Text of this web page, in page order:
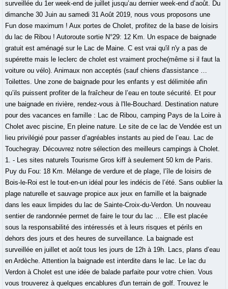
surveillée du 1er week-end de juillet jusqu’au dernier week-end d’août. Du
dimanche 30 Juin au samedi 31 Août 2019, nous vous proposons une
Fun dose maximum ! Aux portes de Cholet, profitez de la base de loisirs
du lac de Ribou ! Autoroute sortie N°29: 12 Km. Un espace de baignade
gratuit est aménagé sur le Lac de Maine. C est vrai qu'il n'y a pas de
supérette mais le leclerc de cholet est vraiment proche(même si il faut la
voiture ou vélo). Animaux non acceptés (sauf chiens d'assistance …
Toilettes. Une zone de baignade pour les enfants y est délimitée afin
qu’ils puissent profiter de la fraîcheur de l’eau en toute sécurité. Et pour
une baignade en rivière, rendez-vous à l'Ile-Bouchard. Destination nature
pour des vacances en famille : Lac de Ribou, camping Pays de la Loire à
Cholet avec piscine, En pleine nature. Le site de ce lac de Vendée est un
lieu privilégié pour passer d’agréables instants au pied de l’eau. Lac de
Touchegray. Découvrez notre sélection des meilleurs campings à Cholet.
1. - Les sites naturels Tourisme Gros kiff à seulement 50 km de Paris.
Puy du Fou: 18 Km. Mélange de verdure et de plage, l’île de loisirs de
Bois-le-Roi est le tout-en-un idéal pour les indécis de l’été. Sans oublier la
plage naturelle et sauvage propice aux jeux en famille et la baignade
dans les eaux limpides du lac de Sainte-Croix-du-Verdon. Un nouveau
sentier de randonnée permet de faire le tour du lac … Elle est placée
sous la responsabilité des intéressés et à leurs risques et périls en
dehors des jours et des heures de surveillance. La baignade est
surveillée en juillet et août tous les jours de 12h à 19h. Lacs, plans d’eau
en Ardèche. Attention la baignade est interdite dans le lac. Le lac du
Verdon à Cholet est une idée de balade parfaite pour votre chien. Vous
vous trouverez à quelques encablures d'un terrain de golf. Trouvez le